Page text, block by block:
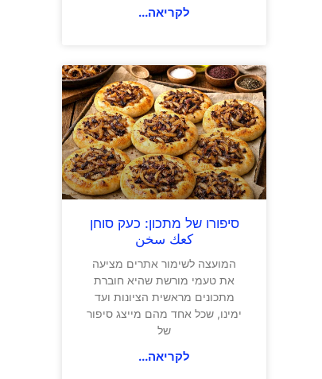
לקריאה...
סיפורו של מתכון: כעק סוחן
كعك سخن
המועצה לשימור אתרים מציעה
את טעמי מורשת שהיא חוברת
מתכונים מראשית הציונות ועד
ימינו, שכל אחד מהם מייצג סיפור
של
לקריאה...